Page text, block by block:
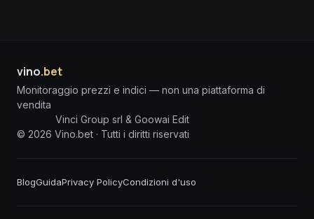
vino.bet
Monitoraggio prezzi e indici — non una piattaforma di
vendita
Vinci Group srl & Goowai Edit
© 2026 Vino.bet · Tutti i diritti riservati
BlogGuidaPrivacy PolicyCondizioni d'uso